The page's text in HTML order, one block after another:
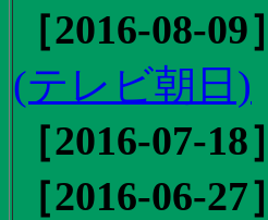
［2016-08-09］
(テレビ朝日)
［2016-07-18］
［2016-06-27］